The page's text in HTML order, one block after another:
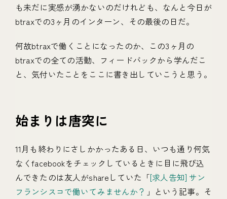
も未だに実感が湧かないのだけれども、なんと今日が
btraxでの3ヶ月のインターン、その最後の日だ。
何故btraxで働くことになったのか、この3ヶ月の
btraxでの全ての活動、フィードバックから学んだこ
と、気付いたことをここに書き出していこうと思う。
始まりは唐突に
11月も終わりにさしかかったある日、いつも通り何気
なくfacebookをチェックしているときに目に飛び込
んできたのは友人がshareしていた「[求人告知] サン
フランシスコで働いてみませんか？ 」という記事。そ